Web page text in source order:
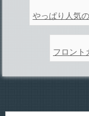
やっぱり人気
フロント